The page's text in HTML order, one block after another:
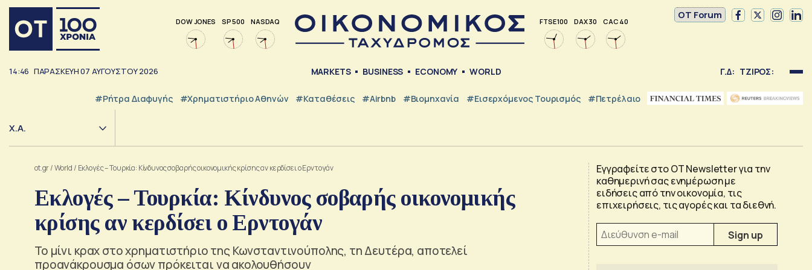
DOW JONES SP 500 NASDAQ FTSE 100 DAX 30 CAC 40
OT Forum
14:46 ΠΑΡΑΣΚΕΥΗ07 ΑΥΓΟΥΣΤΟΥ2026 MARKETS BUSINESS ECONOMY WORLD Γ.Δ: ΤΖΙΡΟΣ:
#ρήτρα Διαφυγής #Χρηματιστήριο Αθηνών #Καταθέσεις #Airbnb #Βιομηχανία #εισερχόμενος Τουρισμός #Πετρέλαιο
Χ.Α.
ot.gr/World / Εκλογές – Τουρκία: Κίνδυνος σοβαρής οικονομικής κρίσης αν κερδίσει ο Ερντογάν
Εκλογές – Τουρκία: Κίνδυνος σοβαρής οικονομικής
κρίσης αν κερδίσει ο Ερντογάν
Το μίνι κραχ στο χρηματιστήριο της Κωνσταντινούπολης, τη Δευτέρα, αποτελεί
προανάκρουσμα όσων πρόκειται να ακολουθήσουν
Εγγραφείτε στο OT Newsletter για την
καθημερινή σας ενημέρωση με
ειδήσεις από την οικονομία, τις
επιχειρήσεις, τις αγορές και τα διεθνή.